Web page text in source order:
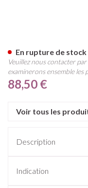
88,50 €
En rupture de stock
Veuillez nous contacter
examinerons ensemble les
Voir tous les
Description
Indication